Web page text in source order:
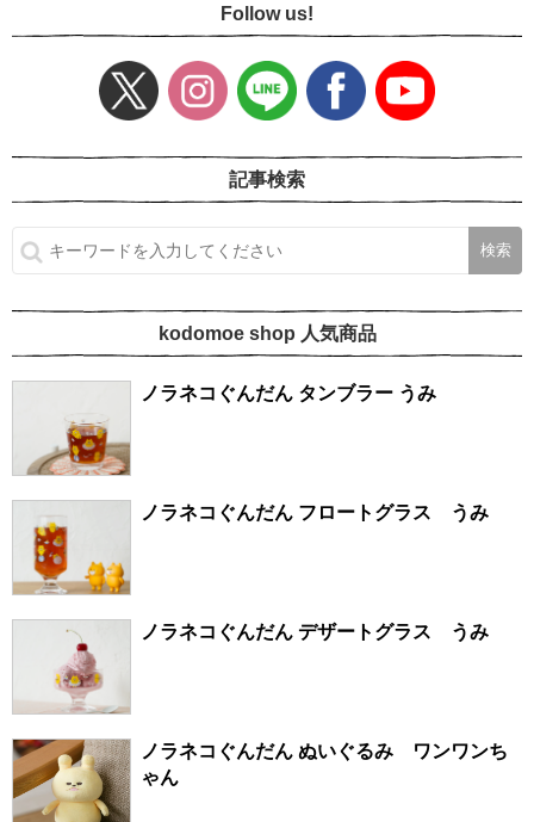
Follow us!
記事検索
kodomoe shop 人気商品
ノラネコぐんだん タンブラー うみ
ノラネコぐんだん フロートグラス うみ
ノラネコぐんだん デザートグラス うみ
ノラネコぐんだん ぬいぐるみ ワンワンち
ゃん